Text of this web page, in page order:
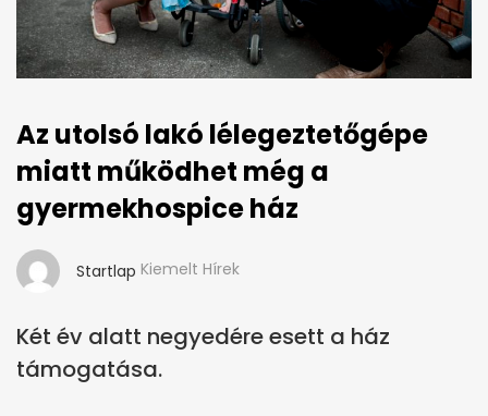
Az utolsó lakó lélegeztetőgépe
miatt működhet még a
gyermekhospice ház
Startlap Kiemelt Hírek
Két év alatt negyedére esett a ház
támogatása.